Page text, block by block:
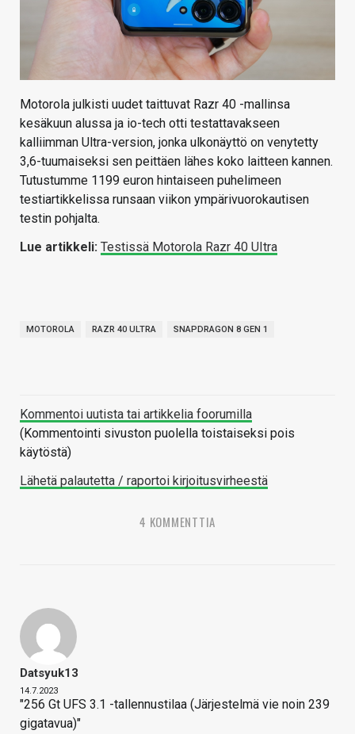
Motorola julkisti uudet taittuvat Razr 40 -mallinsa
kesäkuun alussa ja io-tech otti testattavakseen
kalliimman Ultra-version, jonka ulkonäyttö on venytetty
3,6-tuumaiseksi sen peittäen lähes koko laitteen kannen.
Tutustumme 1199 euron hintaiseen puhelimeen
testiartikkelissa runsaan viikon ympärivuorokautisen
testin pohjalta.
Lue artikkeli: Testissä Motorola Razr 40 UItra
MOTOROLA RAZR 40 ULTRA SNAPDRAGON 8 GEN 1
Kommentoi uutista tai artikkelia foorumilla
(Kommentointi sivuston puolella toistaiseksi pois
käytöstä)
Lähetä palautetta / raportoi kirjoitusvirheestä
4 KOMMENTTIA
Datsyuk13
14.7.2023
"256 Gt UFS 3.1 -tallennustilaa (Järjestelmä vie noin 239
gigatavua)"